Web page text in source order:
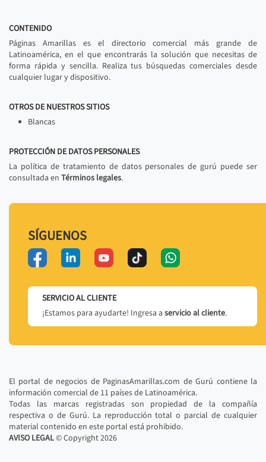
CONTENIDO
Páginas Amarillas es el directorio comercial más grande de
Latinoamérica, en el que encontrarás la solución que necesitas de
forma rápida y sencilla. Realiza tus búsquedas comerciales desde
cualquier lugar y dispositivo.
OTROS DE NUESTROS SITIOS
Blancas
PROTECCIÓN DE DATOS PERSONALES
La política de tratamiento de datos personales de gurú puede ser
consultada en Términos legales.
SÍGUENOS
SERVICIO AL CLIENTE
¡Estamos para ayudarte! Ingresa a servicio al cliente.
El portal de negocios de PaginasAmarillas.com de Gurú contiene la
información comercial de 11 países de Latinoamérica.
Todas las marcas registradas son propiedad de la compañía
respectiva o de Gurú. La reproducción total o parcial de cualquier
material contenido en este portal está prohibido.
AVISO LEGAL© Copyright2026